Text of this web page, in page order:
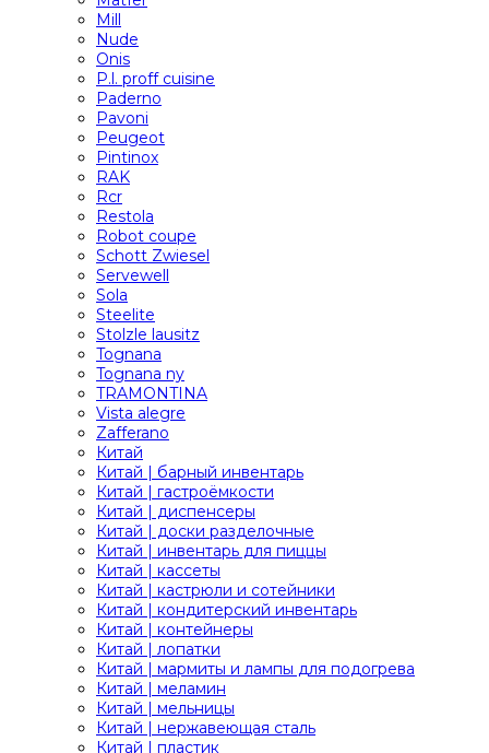
Mill
Nude
Onis
P.l. proff cuisine
Paderno
Pavoni
Peugeot
Pintinox
RAK
Rcr
Restola
Robot coupe
Schott Zwiesel
Servewell
Sola
Steelite
Stolzle lausitz
Tognana
Tognana ny
TRAMONTINA
Vista alegre
Zafferano
Китай
Китай | барный инвентарь
Китай | гастроёмкости
Китай | диспенсеры
Китай | доски разделочные
Китай | инвентарь для пиццы
Китай | кассеты
Китай | кастрюли и сотейники
Китай | кондитерский инвентарь
Китай | контейнеры
Китай | лопатки
Китай | мармиты и лампы для подогрева
Китай | меламин
Китай | мельницы
Китай | нержавеющая сталь
Китай | пластик